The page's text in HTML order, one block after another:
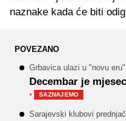
naznake kada će biti
POVEZANO
Grbavica ulazi u "novu eru"
Decembar je
· SAZNAJEMO
Sarajevski klubovi